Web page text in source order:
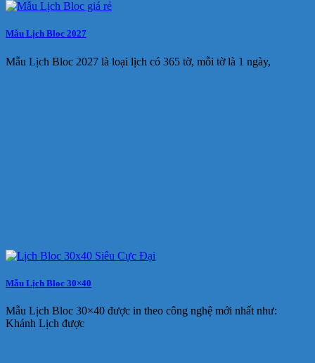
Mẫu Lịch Bloc 2027
Mẫu Lịch Bloc 2027 là loại lịch có 365 tờ, mỗi tờ là 1 ngày,
Mẫu Lịch Bloc 30×40
Mẫu Lịch Bloc 30×40 được in theo công nghệ mới nhất như:
Khánh Lịch được